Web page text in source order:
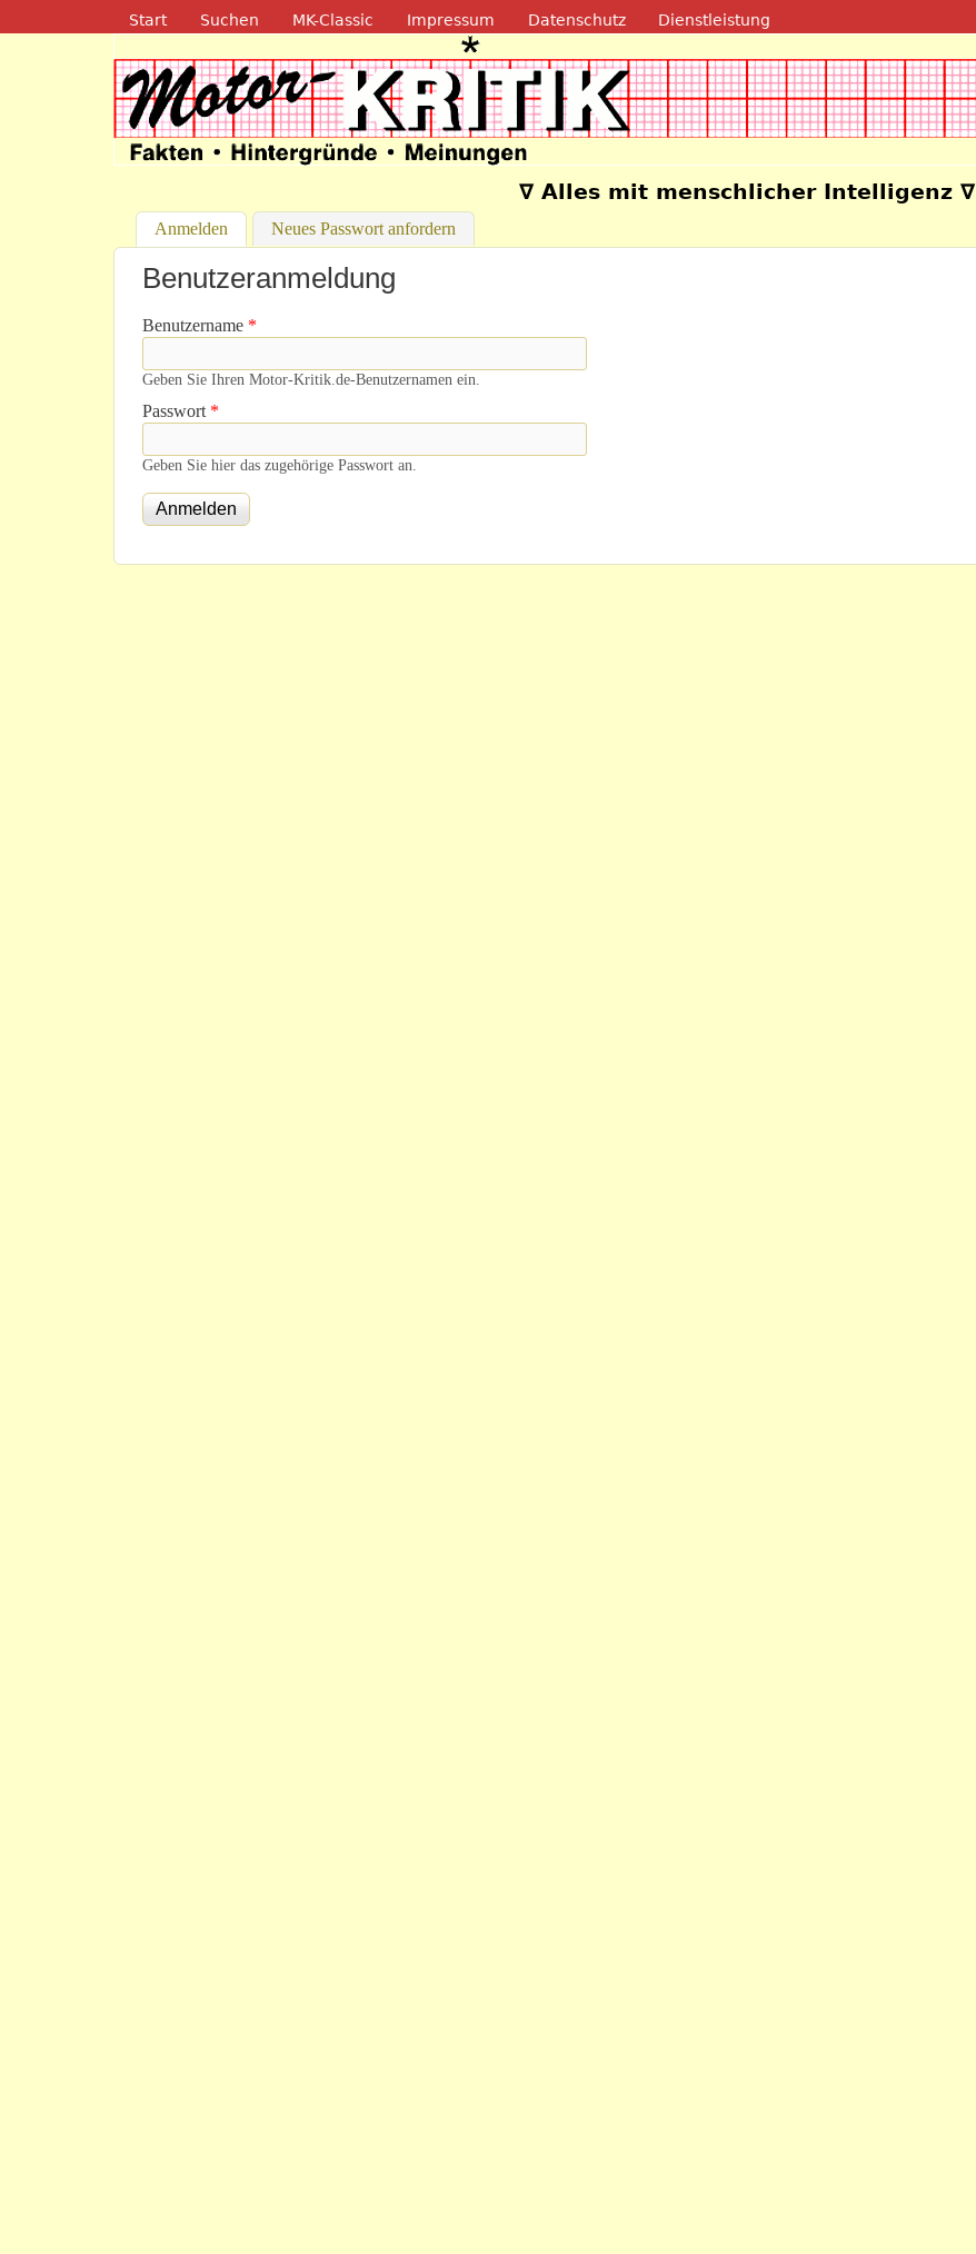
Direkt zum Inhalt
Navigation
Start Suchen MK-Classic Impressum Datenschutz Dienstleistung
Motor-Kritik.de∇ Alles mit menschlicher Intelligenz ∇
Anmelden (aktiver Reiter)
Neues Passwort anfordern
Benutzeranmeldung
Benutzername *
Geben Sie Ihren Motor-Kritik.de-Benutzernamen ein.
Passwort *
Geben Sie hier das zugehörige Passwort an.